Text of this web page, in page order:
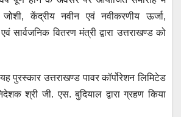
जोशी, केंद्रीय नवीन एवं नवीकरणीय ऊर्जा,
सार्वजनिक वितरण मंत्री द्वारा उत्तराखण्ड को
पुरस्कार उत्तराखण्ड पावर कॉर्पोरेशन लिमिटेड
श्री जी. एस. बुदियाल द्वारा ग्रहण किया